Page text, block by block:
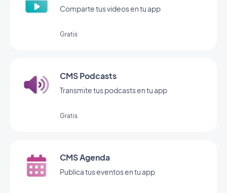
Comparte tus videos en tu app
Gratis
CMS Podcasts
Transmite tus podcasts en tu app
Gratis
CMS Agenda
Publica tus eventos en tu app